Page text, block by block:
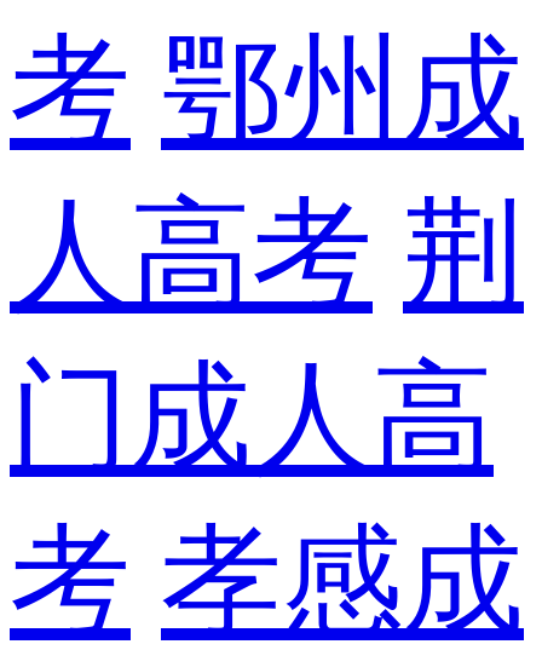
考 鄂州成
人高考 荆
门成人高
考 孝感成